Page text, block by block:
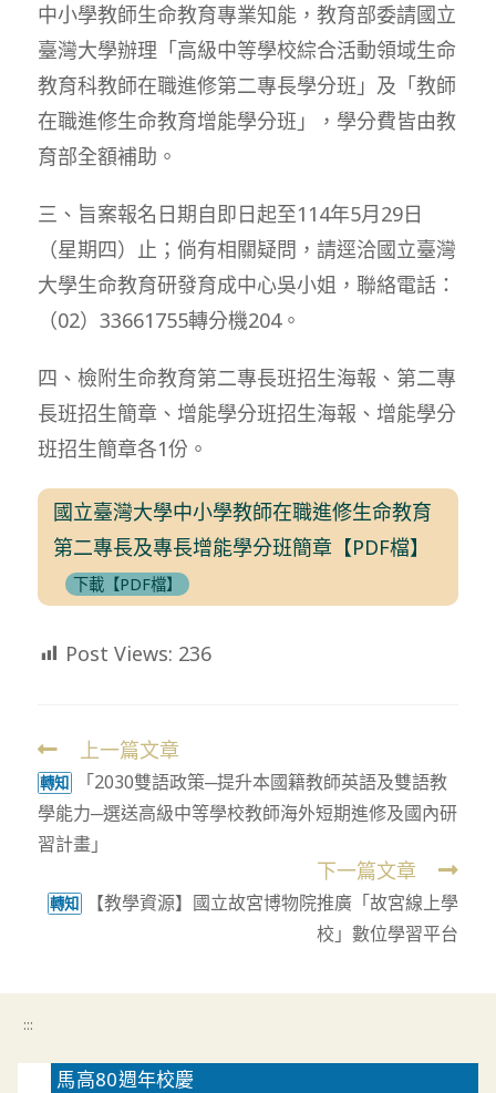
中小學教師生命教育專業知能，教育部委請國立
臺灣大學辦理「高級中等學校綜合活動領域生命
教育科教師在職進修第二專長學分班」及「教師
在職進修生命教育增能學分班」，學分費皆由教
育部全額補助。
三、旨案報名日期自即日起至114年5月29日
（星期四）止；倘有相關疑問，請逕洽國立臺灣
大學生命教育研發育成中心吳小姐，聯絡電話：
（02）33661755轉分機204。
四、檢附生命教育第二專長班招生海報、第二專
長班招生簡章、增能學分班招生海報、增能學分
班招生簡章各1份。
國立臺灣大學中小學教師在職進修生命教育
第二專長及專長增能學分班簡章【PDF檔】
下載【PDF檔】
Post Views: 236
Read
more
articles
上一篇文章
轉知
「2030雙語政策─提升本國籍教師英語及雙語教
學能力─選送高級中等學校教師海外短期進修及國內研
習計畫」
下一篇文章
轉知
【教學資源】國立故宮博物院推廣「故宮線上學
校」數位學習平台
:::
馬高80週年校慶